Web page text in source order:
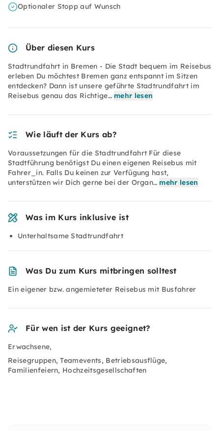
Optionaler Stopp auf Wunsch
Über diesen Kurs
Stadtrundfahrt in Bremen - Die Stadt bequem im Reisebus
erleben Du möchtest Bremen ganz entspannt im Sitzen
entdecken? Dann ist unsere geführte Stadtrundfahrt im
Reisebus genau das Richtige… mehr lesen
Wie läuft der Kurs ab?
Voraussetzungen für die Stadtrundfahrt Für diese
Stadtführung benötigst Du einen eigenen Reisebus mit
Fahrer_in. Falls Du keinen zur Verfügung hast,
unterstützen wir Dich gerne bei der Organ… mehr lesen
Was im Kurs inklusive ist
Unterhaltsame Stadtrundfahrt
Was Du zum Kurs mitbringen solltest
Ein eigener bzw. angemieteter Reisebus mit Busfahrer
Für wen ist der Kurs geeignet?
Erwachsene,
Reisegruppen, Teamevents, Betriebsausflüge,
Familienfeiern, Hochzeitsgesellschaften